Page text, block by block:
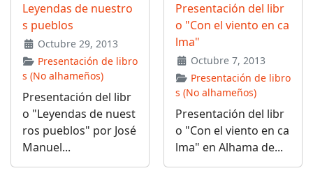
Leyendas de nuestro
s pueblos
Octubre 29, 2013
Presentación de libro
s (No alhameños)
Presentación del libr
o "Leyendas de nuest
ros pueblos" por José
Manuel...
Presentación del libr
o "Con el viento en ca
lma"
Octubre 7, 2013
Presentación de libro
s (No alhameños)
Presentación del libr
o "Con el viento en ca
lma" en Alhama de...